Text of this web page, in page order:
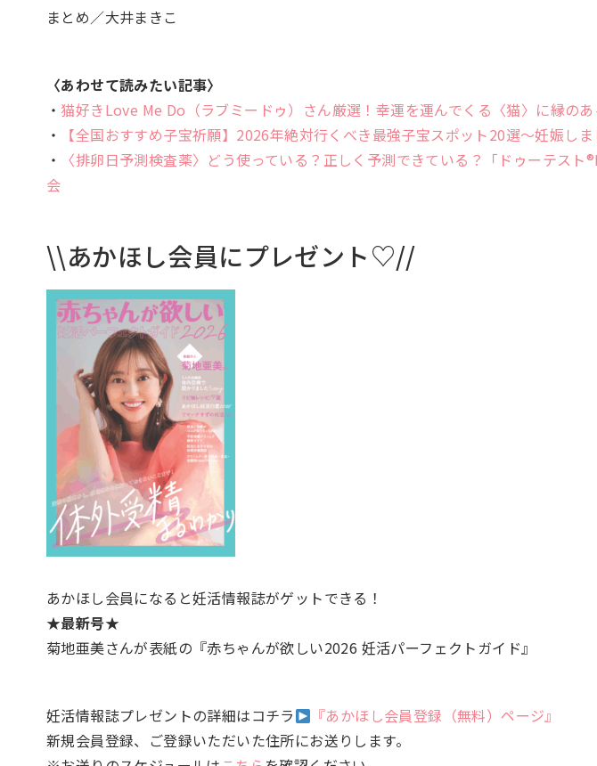
まとめ／大井まきこ
〈あわせて読みたい記事〉
・ 猫好きLove Me Do（ラブミードゥ）さん厳選！幸運を運んでくる〈猫〉に縁の
・
【全国おすすめ子宝祈願】2026年絶対行くべき最強子宝スポット20選〜妊娠しま
・
〈排卵日予測検査薬〉どう使っている？正しく予測できている？「ドゥーテス
会
\\あかほし会員にプレゼント♡//
あかほし会員になると妊活情報誌がゲットできる！
★最新号★
菊地亜美さんが表紙の『赤ちゃんが欲しい2026 妊活パーフェクトガイド』
妊活情報誌プレゼントの詳細はコチラ
『あかほし会員登録（無料）ページ』
新規会員登録、ご登録いただいた住所にお送りします。